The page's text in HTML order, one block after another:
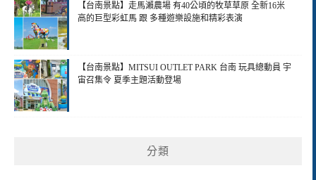
【台南景點】走馬瀨農場 有40公頃的牧草草原 全新16米
高的巨型彩虹馬 跟 多種遊樂設施和精彩表演
【台南景點】MITSUI OUTLET PARK 台南 玩具總動員 宇
宙召集令 夏季主題活動登場
分類